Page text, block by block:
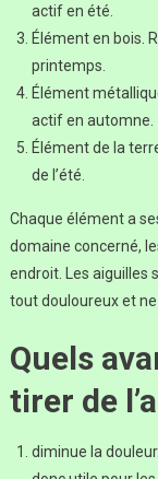
actif en été.
Élément en bois.
printemps.
Élément
actif en automne.
Élément de la
de l’été.
Chaque élément a
domaine concerné,
endroit. Les aiguilles
tout douloureux et
Quels
tirer de
diminue la